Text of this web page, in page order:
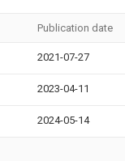
Publication date
2021-07-27
2023-04-11
2024-05-14